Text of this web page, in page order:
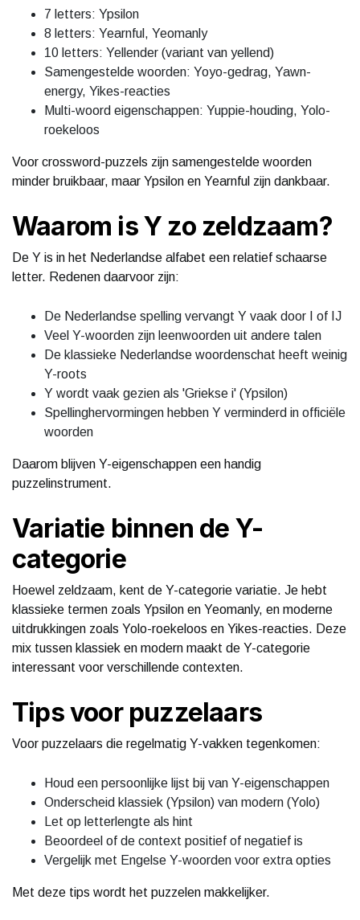
7 letters: Ypsilon
8 letters: Yearnful, Yeomanly
10 letters: Yellender (variant van yellend)
Samengestelde woorden: Yoyo-gedrag, Yawn-
energy, Yikes-reacties
Multi-woord eigenschappen: Yuppie-houding, Yolo-
roekeloos
Voor crossword-puzzels zijn samengestelde woorden
minder bruikbaar, maar Ypsilon en Yearnful zijn dankbaar.
Waarom is Y zo zeldzaam?
De Y is in het Nederlandse alfabet een relatief schaarse
letter. Redenen daarvoor zijn:
De Nederlandse spelling vervangt Y vaak door I of IJ
Veel Y-woorden zijn leenwoorden uit andere talen
De klassieke Nederlandse woordenschat heeft weinig
Y-roots
Y wordt vaak gezien als 'Griekse i' (Ypsilon)
Spellinghervormingen hebben Y verminderd in officiële
woorden
Daarom blijven Y-eigenschappen een handig
puzzelinstrument.
Variatie binnen de Y-
categorie
Hoewel zeldzaam, kent de Y-categorie variatie. Je hebt
klassieke termen zoals Ypsilon en Yeomanly, en moderne
uitdrukkingen zoals Yolo-roekeloos en Yikes-reacties. Deze
mix tussen klassiek en modern maakt de Y-categorie
interessant voor verschillende contexten.
Tips voor puzzelaars
Voor puzzelaars die regelmatig Y-vakken tegenkomen:
Houd een persoonlijke lijst bij van Y-eigenschappen
Onderscheid klassiek (Ypsilon) van modern (Yolo)
Let op letterlengte als hint
Beoordeel of de context positief of negatief is
Vergelijk met Engelse Y-woorden voor extra opties
Met deze tips wordt het puzzelen makkelijker.